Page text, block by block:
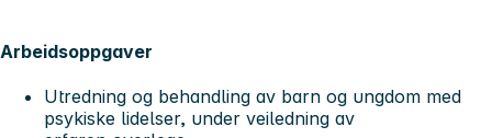
Arbeidsoppgaver
Utredning og behandling av barn og ungdom med
psykiske lidelser, under veiledning av